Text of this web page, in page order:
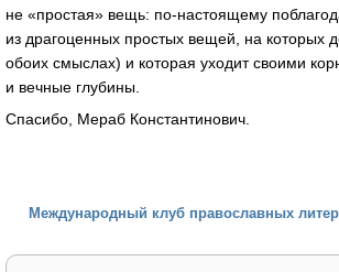
не «простая» вещь: по-настоящему
из драгоценных простых вещей, на которых
обоих смыслах) и которая уходит своими
и вечные глубины.
Спасибо, Мераб Константинович.
Международный клуб православных